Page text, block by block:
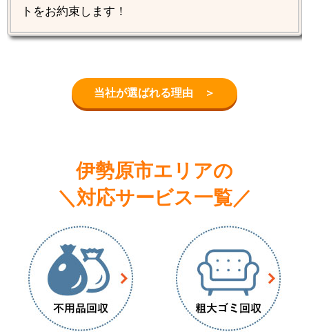
トをお約束します！
当社が選ばれる理由 ＞
伊勢原市エリアの
＼対応サービス一覧／